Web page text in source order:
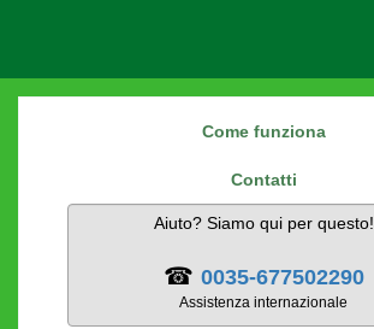
Come funziona
Contatti
Aiuto? Siamo qui per questo!
☎ 0035-677502290
Assistenza internazionale